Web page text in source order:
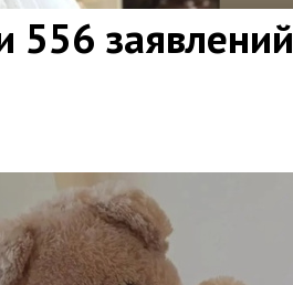
556 заявлений